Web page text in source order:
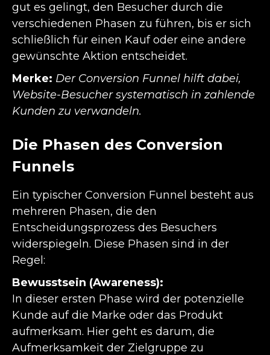
gut es gelingt, den Besucher durch die
verschiedenen Phasen zu führen, bis er sich
schließlich für einen Kauf oder eine andere
gewünschte Aktion entscheidet.
Merke: Der Conversion Funnel hilft dabei,
Website-Besucher systematisch in zahlende
Kunden zu verwandeln.
Die Phasen des Conversion
Funnels
Ein typischer Conversion Funnel besteht aus
mehreren Phasen, die den
Entscheidungsprozess des Besuchers
widerspiegeln. Diese Phasen sind in der
Regel:
Bewusstsein (Awareness):
In dieser ersten Phase wird der potenzielle
Kunde auf die Marke oder das Produkt
aufmerksam. Hier geht es darum, die
Aufmerksamkeit der Zielgruppe zu